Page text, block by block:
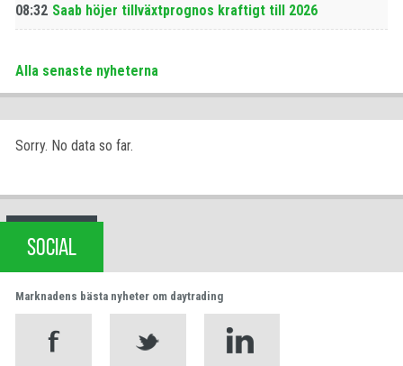
08:32 Saab höjer tillväxtprognos kraftigt till 2026
Alla senaste nyheterna
Sorry. No data so far.
SOCIAL
Marknadens bästa nyheter om daytrading